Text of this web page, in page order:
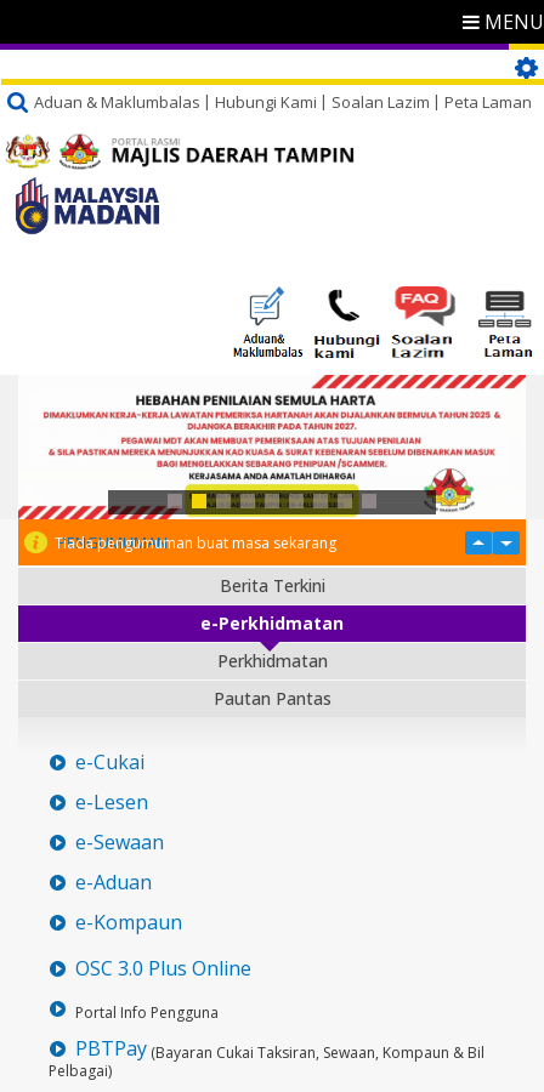
MENU
Aduan & Maklumbalas Hubungi Kami Soalan Lazim Peta Laman
PENGUMUMAN
Tiada pengumuman buat masa sekarang
Berita Terkini
e-Perkhidmatan
Perkhidmatan
Pautan Pantas
e-Cukai
e-Lesen
e-Sewaan
e-Aduan
e-Kompaun
OSC 3.0 Plus Online
Portal Info Pengguna
PBTPay (Bayaran Cukai Taksiran, Sewaan, Kompaun & Bil
Pelbagai)